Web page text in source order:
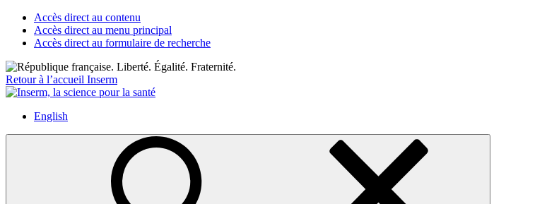
Accès direct au contenu
Accès direct au menu principal
Accès direct au formulaire de recherche
Retour à l’accueil Inserm
English